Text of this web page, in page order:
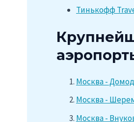
Тинькофф
Москва -
Москва -
Москва -